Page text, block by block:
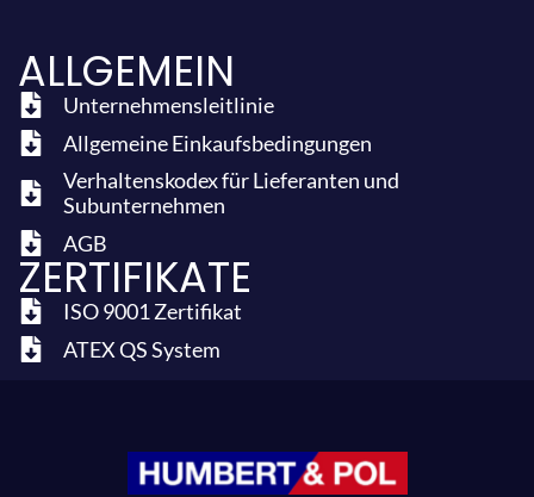
ALLGEMEIN
Unternehmensleitlinie
Allgemeine Einkaufsbedingungen
Verhaltenskodex für Lieferanten und
Subunternehmen
AGB
ZERTIFIKATE
ISO 9001 Zertifikat
ATEX QS System